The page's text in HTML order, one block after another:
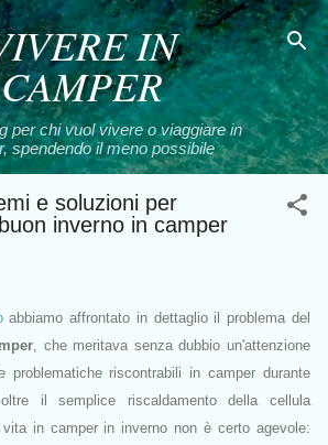
ai contenuti principali
IN
CAMPER
per chi vuol vivere o viaggiare in
spendendo il meno possibile
e soluzioni per
inverno in camper
abbiamo affrontato in dettaglio il problema del
, che meritava senza dubbio un'attenzione
problematiche riscontrabili in camper durante
il semplice riscaldamento della cellula
in camper in inverno non è certo agevole: